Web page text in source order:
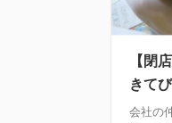
【閉
きて
会社の